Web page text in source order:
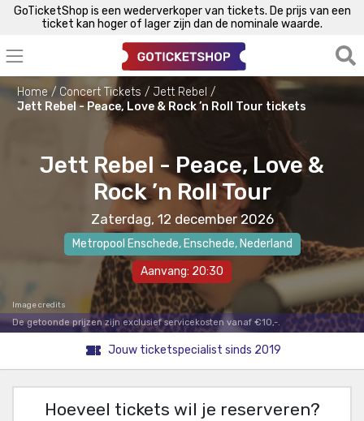
GoTicketShop is een wederverkoper van tickets. De prijs van een
ticket kan hoger of lager zijn dan de nominale waarde.
Home Concert Tickets
Jett Rebel
Jett Rebel - Peace, Love & Rock ’n Roll Tour tickets
Jett Rebel - Peace, Love &
Rock ’n Roll Tour
Zaterdag, 12 december 2026
Metropool Enschede, Enschede, Nederland
Aanvang: 20:30
Image credits
De getoonde prijzen zijn exclusief servicekosten vanaf €10,-.
Jouw ticketspecialist sinds 2019
Hoeveel tickets wil je reserveren?